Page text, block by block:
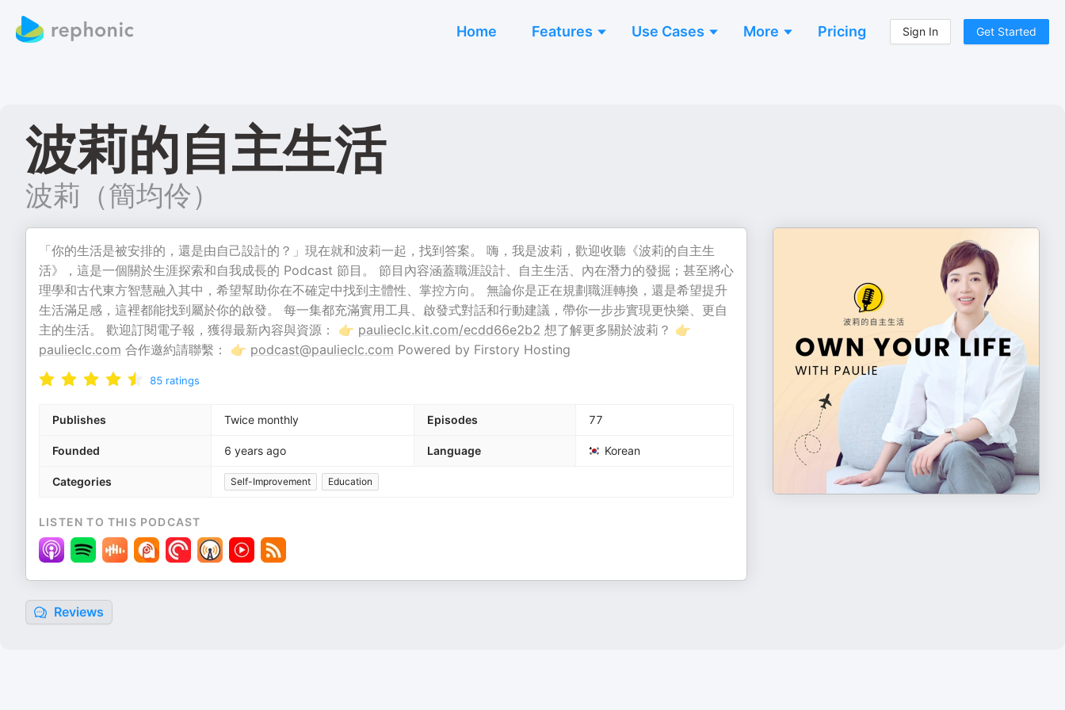
Home Features Use Cases More Pricing Sign In Get Started
波莉的自主生活
波莉（簡均伶）
「你的生活是被安排的，還是由自己設計的？」現在就和波莉一起，找到答案。 嗨，我是波莉，歡迎收聽《波莉的自主生
活》，這是一個關於生涯探索和自我成長的 Podcast 節目。 節目內容涵蓋職涯設計、自主生活、內在潛力的發掘；甚至將心
理學和古代東方智慧融入其中，希望幫助你在不確定中找到主體性、掌控方向。 無論你是正在規劃職涯轉換，還是希望提升
生活滿足感，這裡都能找到屬於你的啟發。 每一集都充滿實用工具、啟發式對話和行動建議，帶你一步步實現更快樂、更自
主的生活。 歡迎訂閱電子報，獲得最新內容與資源： 👉 paulieclc.kit.com/ecdd66e2b2 想了解更多關於波莉？ 👉
paulieclc.com 合作邀約請聯繫： 👉 podcast@paulieclc.com Powered by Firstory Hosting
85 ratings
Publishes Twice monthly Episodes 77
Founded 6 years ago Language Korean
Categories Self-Improvement Education
LISTEN TO THIS PODCAST
Reviews